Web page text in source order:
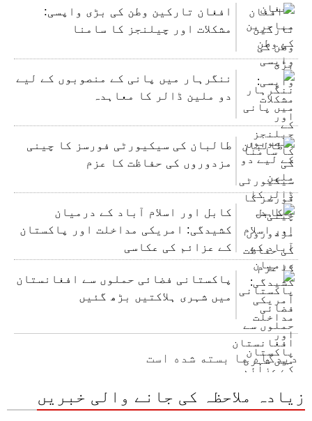
افغان تارکین وطن کی بڑی واپسی:
مشکلات اور چیلنجز کا سامنا
ننگرہار میں پانی کے منصوبوں کے لیے
دو ملین ڈالر کا معاہدہ
طالبان کی سیکیورٹی فورسز کا چینی
مزدوروں کی حفاظت کا عزم
کابل اور اسلام آباد کے درمیان
کشیدگی: امریکی مداخلت اور پاکستان
کے عزائم کی عکاسی
پاکستانی فضائی حملوں سے افغانستان
میں شہری ہلاکتیں بڑھ گئیں
دیدگاه ها بسته شده است
زیادہ ملاحظہ کی جانے والی خبریں